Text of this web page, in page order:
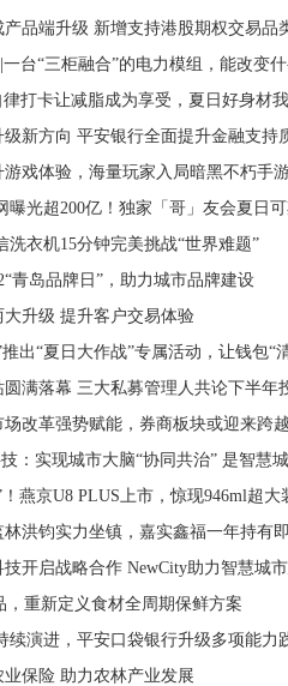
产品端升级 新增支持港股期权交易品
台“三柜融合”的电力模组，能改变什
打卡让减脂成为享受，夏日好身材我
新方向 平安银行全面提升金融支持
戏体验，海量玩家入局暗黑不朽手
光超200亿！独家「哥」友会夏日
洗衣机15分钟完美挑战“世界难题”
青岛品牌日”，助力城市品牌建设
升级 提升客户交易体验
出“夏日大作战”专属活动，让钱包“
满落幕 三大私募管理人共论下半年
改革强势赋能，券商板块或迎来跨
：实现城市大脑“协同共治” 是智慧
燕京U8 PLUS上市，惊现946ml超大
林洪钧实力坐镇，嘉实鑫福一年持有
开启战略合作 NewCity助力智慧城
重新定义食材全周期保鲜方案
续演进，平安口袋银行升级多项能力
保险 助力农林产业发展